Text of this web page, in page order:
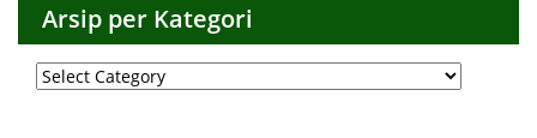
Arsip per Kategori
Arsip
per